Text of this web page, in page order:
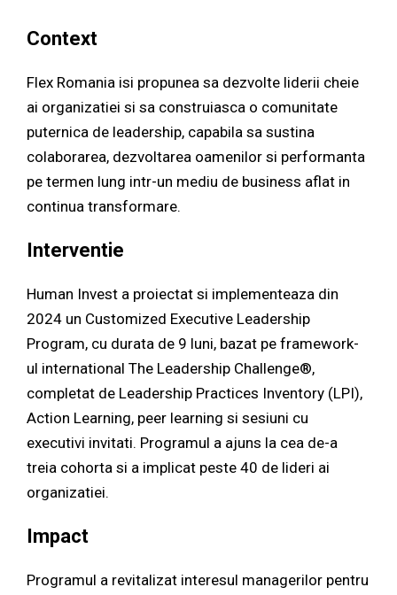
Context
Flex Romania isi propunea sa dezvolte liderii cheie
ai organizatiei si sa construiasca o comunitate
puternica de leadership, capabila sa sustina
colaborarea, dezvoltarea oamenilor si performanta
pe termen lung intr-un mediu de business aflat in
continua transformare.
Interventie
Human Invest a proiectat si implementeaza din
2024 un Customized Executive Leadership
Program, cu durata de 9 luni, bazat pe framework-
ul international The Leadership Challenge®,
completat de Leadership Practices Inventory (LPI),
Action Learning, peer learning si sesiuni cu
executivi invitati. Programul a ajuns la cea de-a
treia cohorta si a implicat peste 40 de lideri ai
organizatiei.
Impact
Programul a revitalizat interesul managerilor pentru